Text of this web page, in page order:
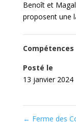
Benoît et
proposent une
Compétences
Posté le
13 janvier 2024
← Ferme des